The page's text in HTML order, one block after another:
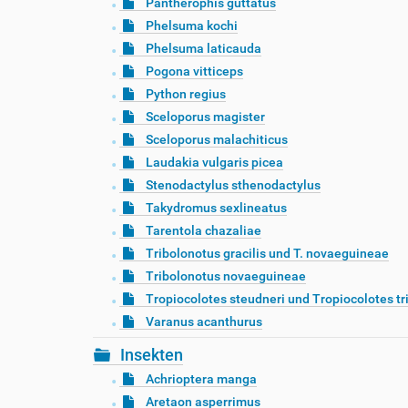
Phelsuma kochi
Phelsuma laticauda
Pogona vitticeps
Python regius
Sceloporus magister
Sceloporus malachiticus
Laudakia vulgaris picea
Stenodactylus sthenodactylus
Takydromus sexlineatus
Tarentola chazaliae
Tribolonotus gracilis und T. novaeguineae
Tribolonotus novaeguineae
Tropiocolotes steudneri und Tropiocolotes
Varanus acanthurus
Insekten
Achrioptera manga
Aretaon asperrimus